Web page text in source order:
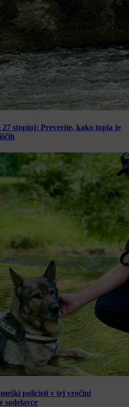
stopinj: Preverite, kako topla je
policisti v tej vročini
sodelavce